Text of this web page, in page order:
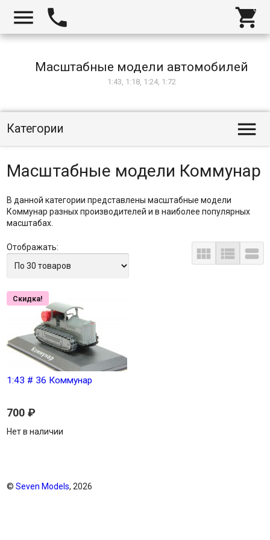
  
Масштабные модели автомобилей
1:43, 1:18, 1:24, 1:72
Категории 
Масштабные модели Коммунар
В данной категории представлены масштабные модели
Коммунар разных производителей и в наиболее популярных
масштабах.
Отображать:   
Скидка!
1:43 # 36 Коммунар
700 ₽
Нет в наличии
© Seven Models, 2026